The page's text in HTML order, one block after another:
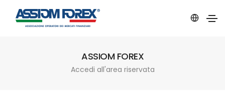
ASSIOM FOREX
Accedi all'area riservata